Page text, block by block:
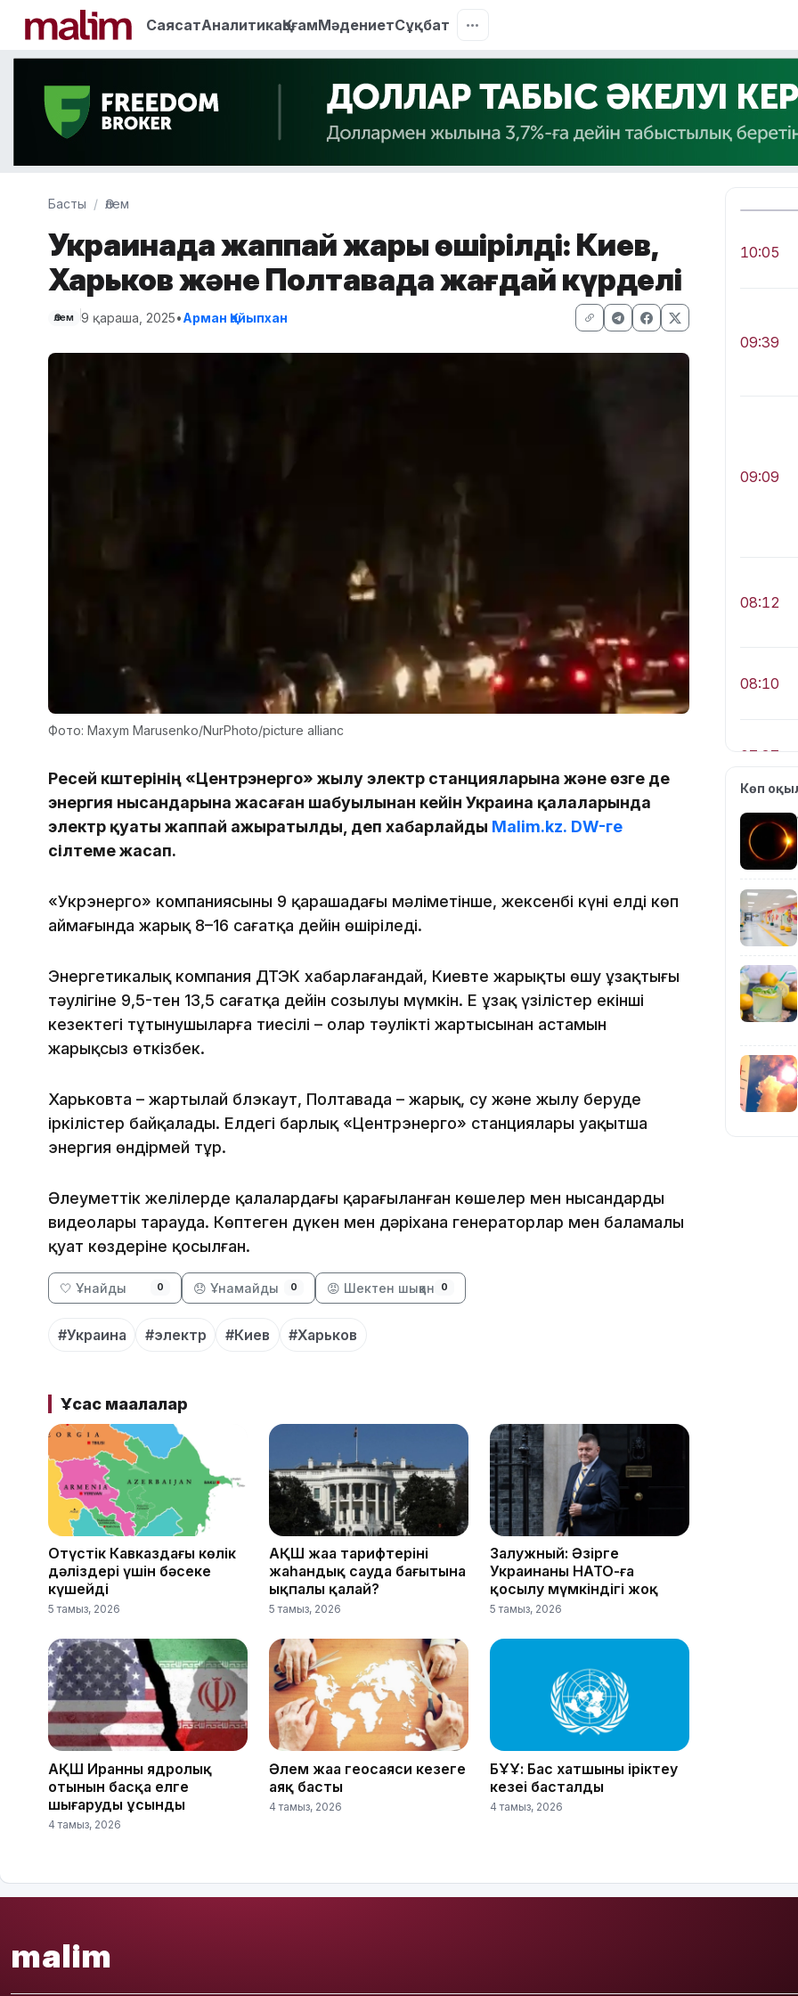
СаясатАналитикаҚоғамМәдениетСұқбат
Басты Әлем
Украинада жаппай жарық өшірілді: Киев,
Харьков және Полтавада жағдай күрделі
Әлем 9 қараша, 2025•Арман Қайыпхан
Фото: Maxym Marusenko/NurPhoto/picture allianc
Ресей күштерінің «Центрэнерго» жылу электр станцияларына және өзге де
энергия нысандарына жасаған шабуылынан кейін Украина қалаларында
электр қуаты жаппай ажыратылды, деп хабарлайды Malim.kz. DW-ге
сілтеме жасап.
«Укрэнерго» компаниясының 9 қарашадағы мәліметінше, жексенбі күні елдің көп
аймағында жарық 8–16 сағатқа дейін өшіріледі.
Энергетикалық компания ДТЭК хабарлағандай, Киевте жарықтың өшу ұзақтығы
тәулігіне 9,5-тен 13,5 сағатқа дейін созылуы мүмкін. Ең ұзақ үзілістер екінші
кезектегі тұтынушыларға тиесілі – олар тәуліктің жартысынан астамын
жарықсыз өткізбек.
Харьковта – жартылай блэкаут, Полтавада – жарық, су және жылу беруде
іркілістер байқалады. Елдегі барлық «Центрэнерго» станциялары уақытша
энергия өндірмей тұр.
Әлеуметтік желілерде қалалардағы қараңғыланған көшелер мен нысандардың
видеолары тарауда. Көптеген дүкен мен дәріхана генераторлар мен баламалы
қуат көздеріне қосылған.
🤍 Ұнайды 0 😞 Ұнамайды 0 😡 Шектен шыққан 0
#Украина #электр #Киев #Харьков
Ұқсас мақалалар
Оңтүстік Кавказдағы көлік
дәліздері үшін бәсеке
күшейді
5 тамыз, 2026
АҚШ жаңа тарифтерінің
жаһандық сауда бағытына
ықпалы қалай?
5 тамыз, 2026
Залужный: Әзірге
Украинаның НАТО-ға
қосылу мүмкіндігі жоқ
5 тамыз, 2026
АҚШ Иранның ядролық
отынын басқа елге
шығаруды ұсынды
4 тамыз, 2026
Әлем жаңа геосаяси кезеңге
аяқ басты
4 тамыз, 2026
БҰҰ: Бас хатшыны іріктеу
кезеңі басталды
4 тамыз, 2026
10:05
09:39
09:09
08:12
08:10
07:37
23:11
22:54
Көп
malim